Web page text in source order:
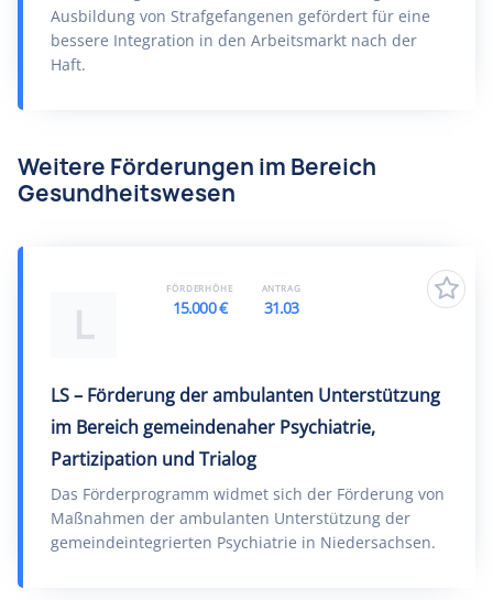
Ausbildung von Strafgefangenen gefördert für eine
bessere Integration in den Arbeitsmarkt nach der
Haft.
Weitere Förderungen im Bereich
Gesundheitswesen
L
LS – Förderung der ambulanten Unterstützung
im Bereich gemeindenaher Psychiatrie,
Partizipation und Trialog
Das Förderprogramm widmet sich der Förderung von
Maßnahmen der ambulanten Unterstützung der
gemeindeintegrierten Psychiatrie in Niedersachsen.
FÖRDERHÖHE
15.000 €
ANTRAG
31.03